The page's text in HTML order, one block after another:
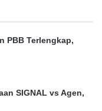
PBB Terlengkap,
SIGNAL vs Agen,